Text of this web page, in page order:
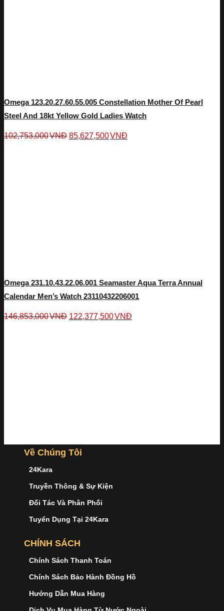
Omega 123.20.27.60.55.005 Constellation Mother Of Pearl
Steel And 18kt Yellow Gold Ladies Watch
102,753,000VNĐ 85,627,500VNĐ
Omega 231.10.43.22.06.001 Seamaster Aqua Terra Annual
Calendar Men’s Watch 23110432206001
146,853,000VNĐ 122,377,500VNĐ
Về Chúng Tôi
24Kara
Truyền Thông & Sự Kiện
Đối Tác Và Phân Phối
Tuyển Dụng Tại 24Kara
CHÍNH SÁCH
Chính Sách Thanh Toán
Chính Sách Bảo Hành Đồng Hồ
Hướng Dẫn Mua Hàng